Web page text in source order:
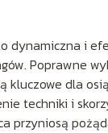
dynamiczna i
Poprawne
kluczowe dla
techniki i
przyniosą